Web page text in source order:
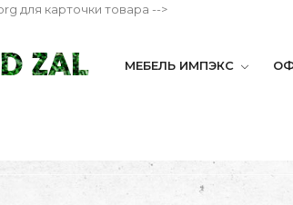
для карточки товара -->
МЕБЕЛЬ ИМПЭКС